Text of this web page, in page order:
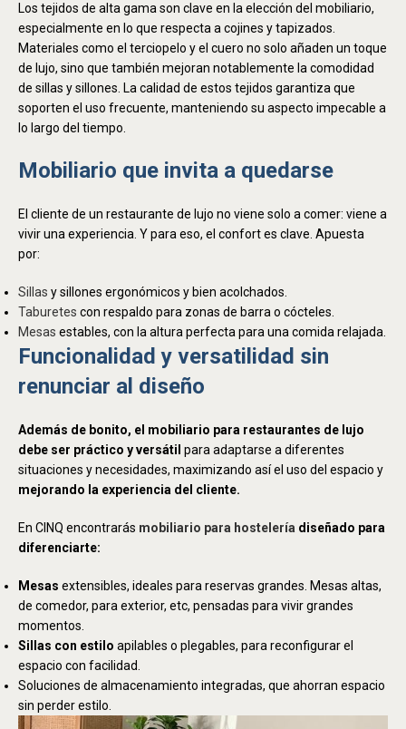
Los tejidos de alta gama son clave en la elección del mobiliario,
especialmente en lo que respecta a cojines y tapizados.
Materiales como el terciopelo y el cuero no solo añaden un toque
de lujo, sino que también mejoran notablemente la comodidad
de sillas y sillones. La calidad de estos tejidos garantiza que
soporten el uso frecuente, manteniendo su aspecto impecable a
lo largo del tiempo.
Mobiliario que invita a quedarse
El cliente de un restaurante de lujo no viene solo a comer: viene a
vivir una experiencia. Y para eso, el confort es clave. Apuesta
por:
Sillas y sillones ergonómicos y bien acolchados.
Taburetes con respaldo para zonas de barra o cócteles.
Mesas estables, con la altura perfecta para una comida relajada.
Funcionalidad y versatilidad sin
renunciar al diseño
Además de bonito, el mobiliario para restaurantes de lujo
debe ser práctico y versátil para adaptarse a diferentes
situaciones y necesidades, maximizando así el uso del espacio y
mejorando la experiencia del cliente.
En CINQ encontrarás mobiliario para hostelería diseñado para
diferenciarte:
Mesas extensibles, ideales para reservas grandes. Mesas altas,
de comedor, para exterior, etc, pensadas para vivir grandes
momentos.
Sillas con estilo apilables o plegables, para reconfigurar el
espacio con facilidad.
Soluciones de almacenamiento integradas, que ahorran espacio
sin perder estilo.